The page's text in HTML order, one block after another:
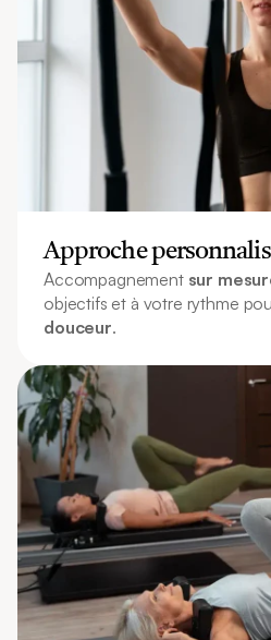
Approche
Accompagnement sur
objectifs et à votre rythme
douceur.